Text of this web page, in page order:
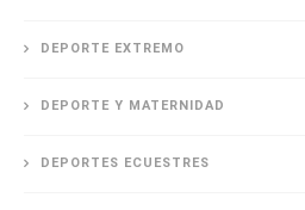
DEPORTE EXTREMO
DEPORTE Y MATERNIDAD
DEPORTES ECUESTRES